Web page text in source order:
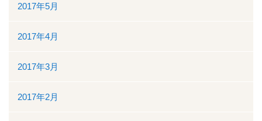
2017年5月
2017年4月
2017年3月
2017年2月